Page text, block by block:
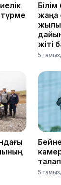
түрме
жаңа
жіті
5
5